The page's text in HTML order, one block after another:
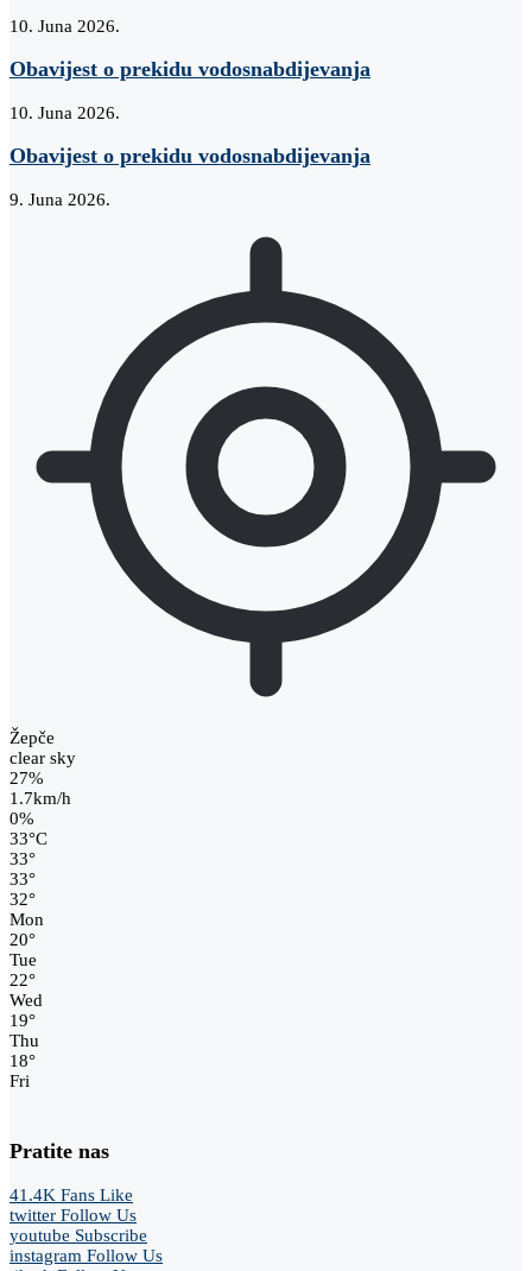
10. Juna 2026.
Obavijest o prekidu vodosnabdijevanja
10. Juna 2026.
Obavijest o prekidu vodosnabdijevanja
9. Juna 2026.
Žepče
clear sky
27%
1.7km/h
0%
33°C
33°
33°
32°
Mon
20°
Tue
22°
Wed
19°
Thu
18°
Fri
Pratite nas
41.4K Fans Like
twitter Follow Us
youtube Subscribe
instagram Follow Us